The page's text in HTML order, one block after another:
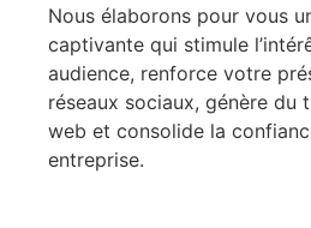
Nous élaborons pour vous
captivante qui stimule
audience, renforce votre
réseaux sociaux, génère
web et consolide la
entreprise.